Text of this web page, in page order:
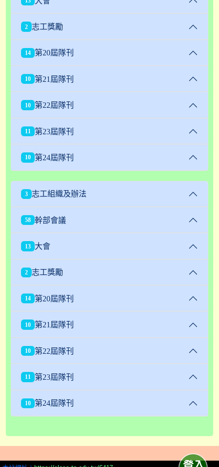
2 志工獎勵
14 第20屆隊刊
10 第21屆隊刊
10 第22屆隊刊
11 第23屆隊刊
10 第24屆隊刊
3 志工組織及辦法
58 幹部會議
13 大會
2 志工獎勵
14 第20屆隊刊
10 第21屆隊刊
10 第22屆隊刊
11 第23屆隊刊
10 第24屆隊刊